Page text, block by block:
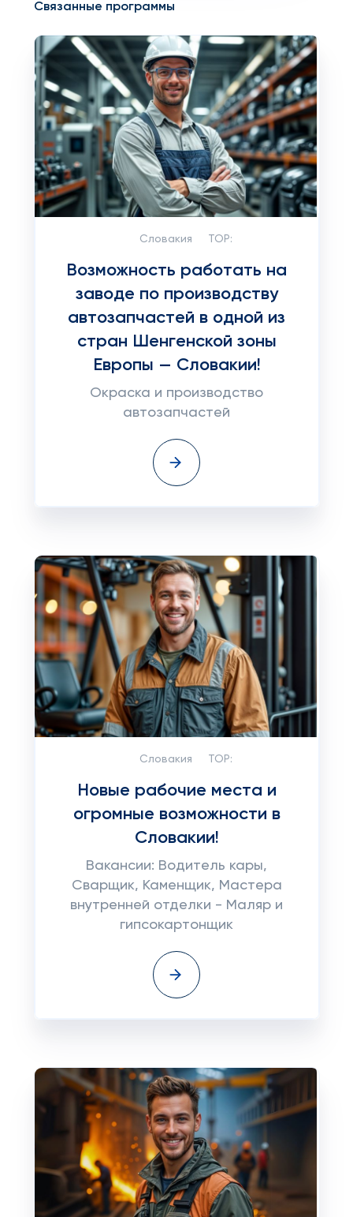
Связанные программы
Словакия TOP:
Возможность работать на
заводе по производству
автозапчастей в одной из
стран Шенгенской зоны
Европы — Словакии!
Окраска и производство
автозапчастей
Словакия TOP:
Новые рабочие места и
огромные возможности в
Словакии!
Вакансии: Водитель кары,
Сварщик, Каменщик, Мастера
внутренней отделки - Маляр и
гипсокартонщик